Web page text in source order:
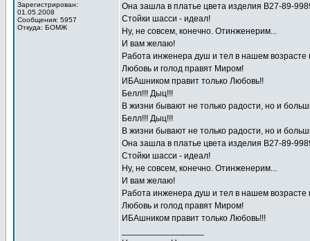
Зарегистрирован:
01.05.2008
Сообщения: 5957
Откуда: БОМЖ
Она зашла в платье цвета изделия В27-89-
Стойки шасси - идеал!
Ну, не совсем, конечно. Отинженерим...
И вам желаю!
Работа инженера душ и тел в нашем
Любовь и голод правят Миром!
ИБАшником правит только Любовь!!
Белл!!! Дыц!!!
В жизни бывают не только радости, но и
Белл!!! Дыц!!!
В жизни бывают не только радости, но и
Она зашла в платье цвета изделия В27-89-
Стойки шасси - идеал!
Ну, не совсем, конечно. Отинженерим...
И вам желаю!
Работа инженера душ и тел в нашем
Любовь и голод правят Миром!
ИБАшником правит только Любовь!!!